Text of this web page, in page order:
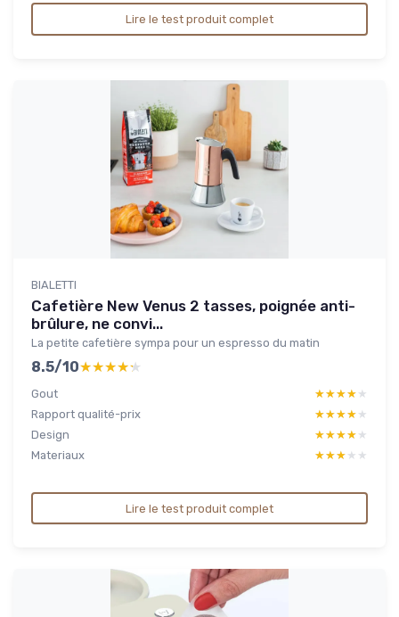
Lire le test produit complet
BIALETTI
Cafetière New Venus 2 tasses, poignée anti-
brûlure, ne convi...
La petite cafetière sympa pour un espresso du matin
8.5/10★★★★★
★★★★★
Gout ★★★★★
★★★★★
Rapport qualité-prix
★★★★★
★★★★★
Design
★★★★★
★★★★★
Materiaux
★★★★★
★★★★★
Lire le test produit complet